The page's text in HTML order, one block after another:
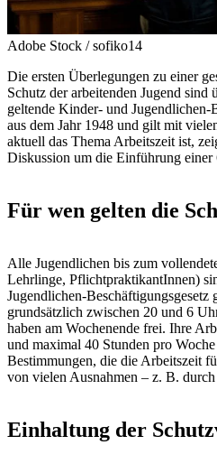
Adobe Stock / sofiko14
Die ersten Überlegungen zu einer
Schutz der arbeitenden Jugend sind
geltende Kinder- und Jugendlichen-
aus dem Jahr 1948 und gilt mit
aktuell das Thema Arbeitszeit ist,
Diskussion um die Einführung einer
Für wen gelten die
Alle Jugendlichen bis zum
Lehrlinge, PflichtpraktikantInnen)
Jugendlichen-Beschäftigungsgesetz
grundsätzlich zwischen 20 und 6
haben am Wochenende frei. Ihre
und maximal 40 Stunden pro
Bestimmungen, die die Arbeitszeit
von vielen Ausnahmen – z. B.
Einhaltung der